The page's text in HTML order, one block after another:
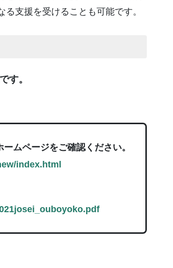
支援を受けることも可能です。
す。
ムページをご確認ください。
index.html